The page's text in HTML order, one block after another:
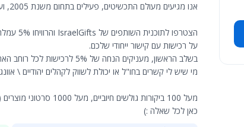
אנו מגיעים מעולם התכשיטים, פעילים בתחום משנת 2005, ועם קטלוג סיטונאי של מעל 2000 דגמים.
הצטרפו לתוכנית השותפים של IsraelGifts והרוויחו 5% עמלה על כל רכישה דרך הקישור שלכם!
על רכישות עם קישור ייחודי שלכם.
בשלב הראשון, מעניקים הנחה של 5% לרכישות לכל רוחב האתר כדי לתת דחיפה למכירות.
מי שיש לי קשרים בחו"ל או יכולת לשווק לקהלים יהודיים \
מעל 100 ביקורות גולשים חיוביים, מעל 1000 סרטוני מוצרים (כל התכשיטים יש סרטון), מעל 3000 מוצרים שונים, עם שליח עד הבית.|
כאן לכל שאלה :)